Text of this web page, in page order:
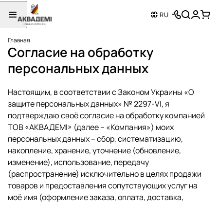
RU
Главная
Согласие на обработку
персональных данных
Настоящим, в соответствии с Законом Украины «О
защите персональных данных» № 2297-VI, я
подтверждаю своё согласие на обработку компанией
ТОВ «АКВАДЕМІ» (далее – «Компания») моих
персональных данных – сбор, систематизацию,
накопление, хранение, уточнение (обновление,
изменение), использование, передачу
(распространение) исключительно в целях продажи
товаров и предоставления сопутствующих услуг на
моё имя (оформление заказа, оплата, доставка,